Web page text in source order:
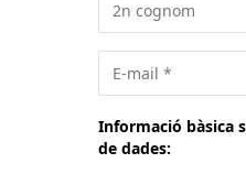
Informació bàsica
de dades: